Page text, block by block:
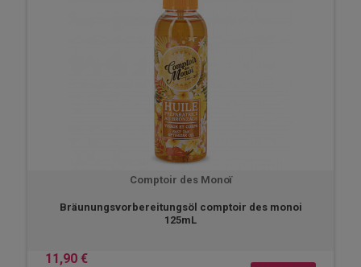
Comptoir des Monoï
Bräunungsvorbereitungsöl comptoir des monoi
125mL
11,90 €